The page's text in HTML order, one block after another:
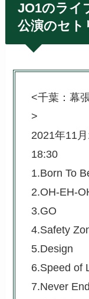
JO1のライ
公演のセト
<千葉：幕
>
2021年11
18:30
1.Born To
2.OH-EH-
3.GO
4.Safety
5.Design
6.Speed of
7.Never